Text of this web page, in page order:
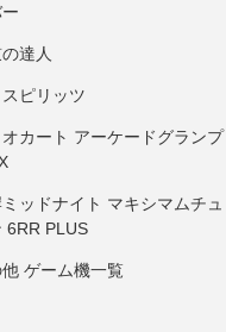
達人
ピリッツ
カート アーケードグランプ
ッドナイト マキシマムチュ
6RR PLUS
ゲーム機一覧